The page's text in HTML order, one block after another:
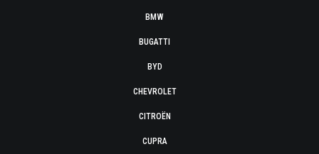
BMW
BUGATTI
BYD
CHEVROLET
CITROËN
CUPRA